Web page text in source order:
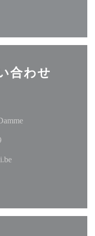
合わせ
((新しいウィンド
((新しいウィンドウ